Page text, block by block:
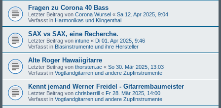
Fragen zu Corona 40 Bass
Letzter Beitrag von Corona Wursel « Sa 12. Apr 2025, 9:04
Verfasst in Harmonikas und Klingenthal
SAX vs SAX, eine Recherche.
Letzter Beitrag von intune « Di 01. Apr 2025, 9:46
Verfasst in Blasinstrumente und ihre Hersteller
Alte Roger Hawaiigitarre
Letzter Beitrag von thorsten.ac « So 30. Mär 2025, 13:03
Verfasst in Vogtlandgitarren und andere Zupfinstrumente
Kennt jemand Werner Freidel - Gitarrembaumeister
Letzter Beitrag von chrisberrill « Fr 28. Mär 2025, 14:00
Verfasst in Vogtlandgitarren und andere Zupfinstrumente